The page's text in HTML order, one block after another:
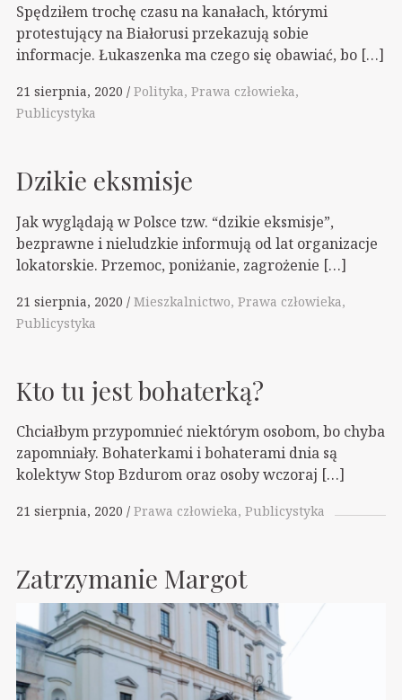
Spędziłem trochę czasu na kanałach, którymi
protestujący na Białorusi przekazują sobie
informacje. Łukaszenka ma czego się obawiać, bo […]
21 sierpnia, 2020 Polityka Prawa człowieka
Publicystyka
Dzikie eksmisje
Jak wyglądają w Polsce tzw. “dzikie eksmisje”,
bezprawne i nieludzkie informują od lat organizacje
lokatorskie. Przemoc, poniżanie, zagrożenie […]
21 sierpnia, 2020 Mieszkalnictwo Prawa człowieka
Publicystyka
Kto tu jest bohaterką?
Chciałbym przypomnieć niektórym osobom, bo chyba
zapomniały. Bohaterkami i bohaterami dnia są
kolektyw Stop Bzdurom oraz osoby wczoraj […]
21 sierpnia, 2020 Prawa człowieka Publicystyka
Zatrzymanie Margot